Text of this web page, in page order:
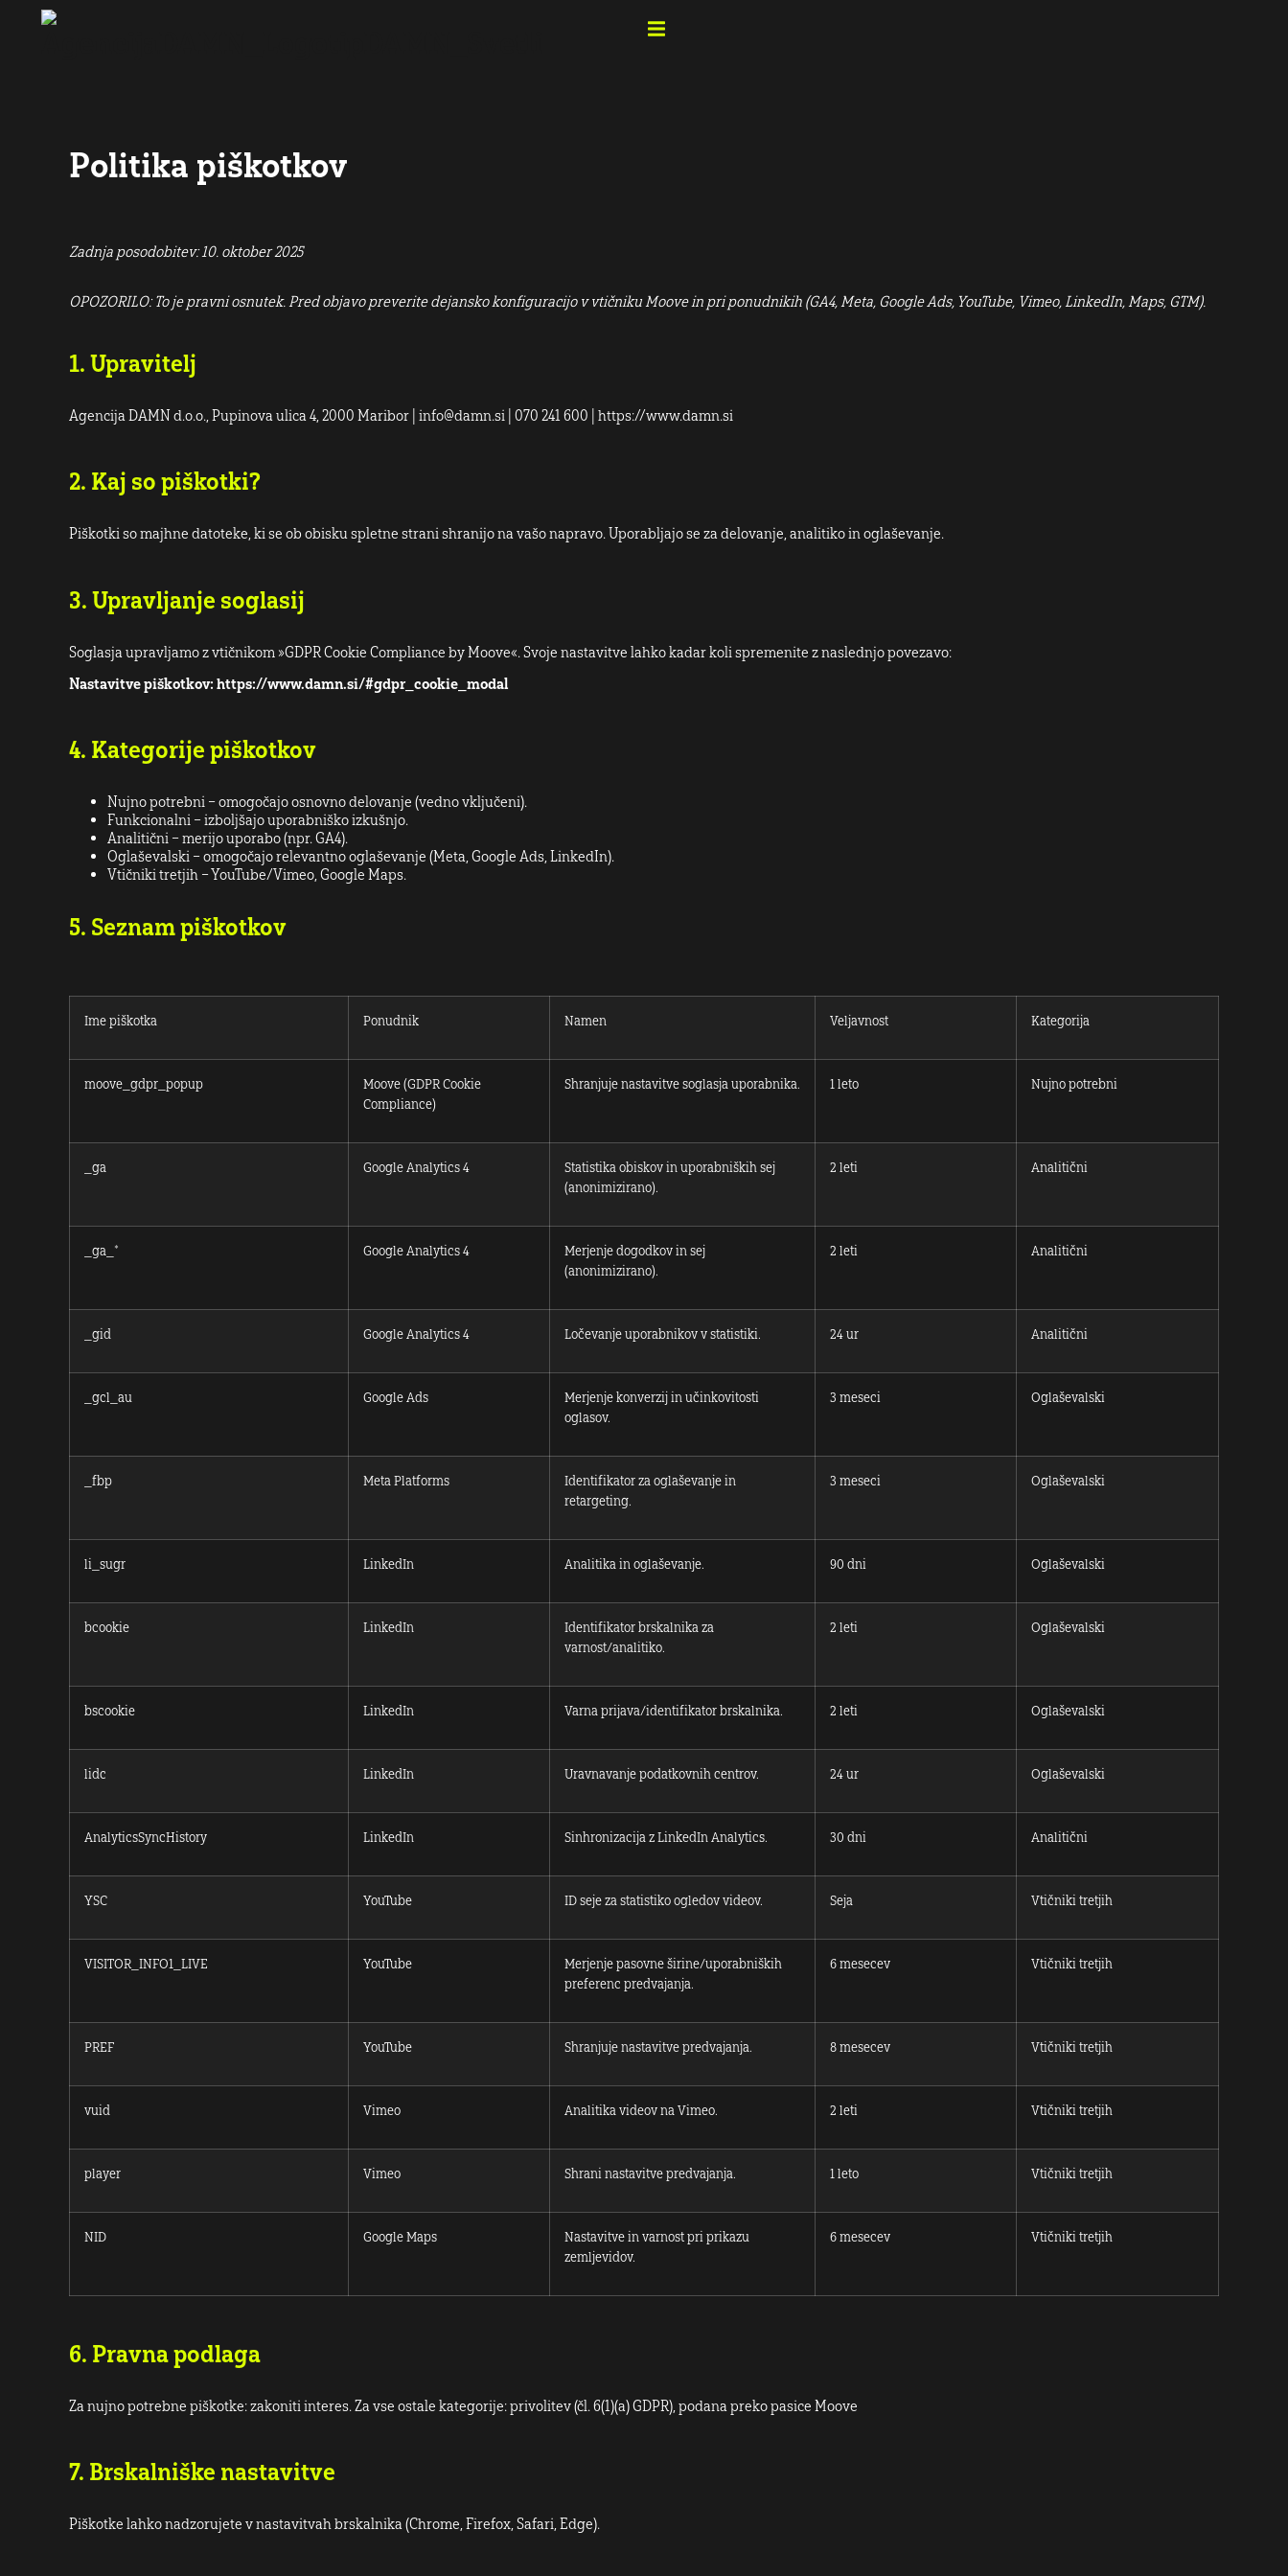
Politika piškotkov
Zadnja posodobitev: 10. oktober 2025
OPOZORILO: To je pravni osnutek. Pred objavo preverite dejansko konfiguracijo v vtičniku Moove in pri ponudnikih (GA4, Meta, Google Ads, YouTube, Vimeo, LinkedIn, Maps, GTM).
1. Upravitelj
Agencija DAMN d.o.o., Pupinova ulica 4, 2000 Maribor | info@damn.si | 070 241 600 | https://www.damn.si
2. Kaj so piškotki?
Piškotki so majhne datoteke, ki se ob obisku spletne strani shranijo na vašo napravo. Uporabljajo se za delovanje, analitiko in oglaševanje.
3. Upravljanje soglasij
Soglasja upravljamo z vtičnikom »GDPR Cookie Compliance by Moove«. Svoje nastavitve lahko kadar koli spremenite z naslednjo povezavo:
Nastavitve piškotkov: https://www.damn.si/#gdpr_cookie_modal
4. Kategorije piškotkov
Nujno potrebni – omogočajo osnovno delovanje (vedno vključeni).
Funkcionalni – izboljšajo uporabniško izkušnjo.
Analitični – merijo uporabo (npr. GA4).
Oglaševalski – omogočajo relevantno oglaševanje (Meta, Google Ads, LinkedIn).
Vtičniki tretjih – YouTube/Vimeo, Google Maps.
5. Seznam piškotkov
Ime piškotka Ponudnik Namen Veljavnost Kategorija
moove_gdpr_popup
Moove (GDPR Cookie
Compliance)
Shranjuje nastavitve soglasja uporabnika. 1 leto Nujno potrebni
_ga Google Analytics 4
Statistika obiskov in uporabniških sej
(anonimizirano).
2 leti Analitični
_ga_* Google Analytics 4
Merjenje dogodkov in sej
(anonimizirano).
2 leti Analitični
_gid Google Analytics 4 Ločevanje uporabnikov v statistiki. 24 ur Analitični
_gcl_au Google Ads
Merjenje konverzij in učinkovitosti
oglasov.
3 meseci Oglaševalski
_fbp Meta Platforms
Identifikator za oglaševanje in
retargeting.
3 meseci Oglaševalski
li_sugr LinkedIn Analitika in oglaševanje. 90 dni Oglaševalski
bcookie LinkedIn
Identifikator brskalnika za
varnost/analitiko.
2 leti Oglaševalski
bscookie LinkedIn Varna prijava/identifikator brskalnika. 2 leti Oglaševalski
lidc LinkedIn Uravnavanje podatkovnih centrov. 24 ur Oglaševalski
AnalyticsSyncHistory LinkedIn Sinhronizacija z LinkedIn Analytics. 30 dni Analitični
YSC YouTube ID seje za statistiko ogledov videov. Seja Vtičniki tretjih
VISITOR_INFO1_LIVE YouTube
Merjenje pasovne širine/uporabniških
preferenc predvajanja.
6 mesecev Vtičniki tretjih
PREF YouTube Shranjuje nastavitve predvajanja. 8 mesecev Vtičniki tretjih
vuid Vimeo Analitika videov na Vimeo. 2 leti Vtičniki tretjih
player Vimeo Shrani nastavitve predvajanja. 1 leto Vtičniki tretjih
NID Google Maps
Nastavitve in varnost pri prikazu
zemljevidov.
6 mesecev Vtičniki tretjih
6. Pravna podlaga
Za nujno potrebne piškotke: zakoniti interes. Za vse ostale kategorije: privolitev (čl. 6(1)(a) GDPR), podana preko pasice Moove
7. Brskalniške nastavitve
Piškotke lahko nadzorujete v nastavitvah brskalnika (Chrome, Firefox, Safari, Edge).